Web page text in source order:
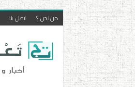
من نحن ؟ اتصل بنا